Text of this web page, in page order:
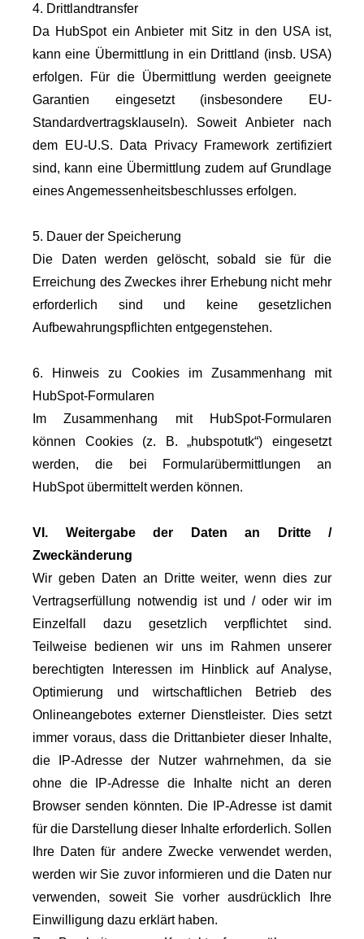
4. Drittlandtransfer
Da HubSpot ein Anbieter mit Sitz in den USA ist,
kann eine Übermittlung in ein Drittland (insb. USA)
erfolgen. Für die Übermittlung werden geeignete
Garantien eingesetzt (insbesondere EU-
Standardvertragsklauseln). Soweit Anbieter nach
dem EU-U.S. Data Privacy Framework zertifiziert
sind, kann eine Übermittlung zudem auf Grundlage
eines Angemessenheitsbeschlusses erfolgen.
5. Dauer der Speicherung
Die Daten werden gelöscht, sobald sie für die
Erreichung des Zweckes ihrer Erhebung nicht mehr
erforderlich sind und keine gesetzlichen
Aufbewahrungspflichten entgegenstehen.
6. Hinweis zu Cookies im Zusammenhang mit
HubSpot-Formularen
Im Zusammenhang mit HubSpot-Formularen
können Cookies (z. B. „hubspotutk“) eingesetzt
werden, die bei Formularübermittlungen an
HubSpot übermittelt werden können.
VI. Weitergabe der Daten an Dritte /
Zweckänderung
Wir geben Daten an Dritte weiter, wenn dies zur
Vertragserfüllung notwendig ist und / oder wir im
Einzelfall dazu gesetzlich verpflichtet sind.
Teilweise bedienen wir uns im Rahmen unserer
berechtigten Interessen im Hinblick auf Analyse,
Optimierung und wirtschaftlichen Betrieb des
Onlineangebotes externer Dienstleister. Dies setzt
immer voraus, dass die Drittanbieter dieser Inhalte,
die IP-Adresse der Nutzer wahrnehmen, da sie
ohne die IP-Adresse die Inhalte nicht an deren
Browser senden könnten. Die IP-Adresse ist damit
für die Darstellung dieser Inhalte erforderlich. Sollen
Ihre Daten für andere Zwecke verwendet werden,
werden wir Sie zuvor informieren und die Daten nur
verwenden, soweit Sie vorher ausdrücklich Ihre
Einwilligung dazu erklärt haben.